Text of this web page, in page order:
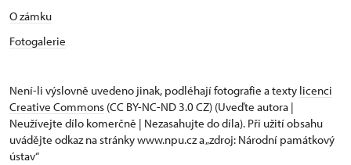
O zámku
Fotogalerie
Není-li výslovně uvedeno jinak, podléhají fotografie a texty licenci
Creative Commons (CC BY-NC-ND 3.0 CZ) (Uveďte autora |
Neužívejte dílo komerčně | Nezasahujte do díla). Při užití obsahu
uvádějte odkaz na stránky www.npu.cz a „zdroj: Národní památkový
ústav“